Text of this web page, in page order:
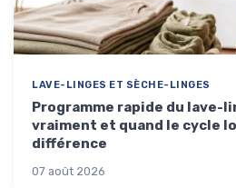
LAVE-LINGES ET SÈCHE-LINGES
Programme rapide du lave-
vraiment et quand le cycle
différence
07 août 2026